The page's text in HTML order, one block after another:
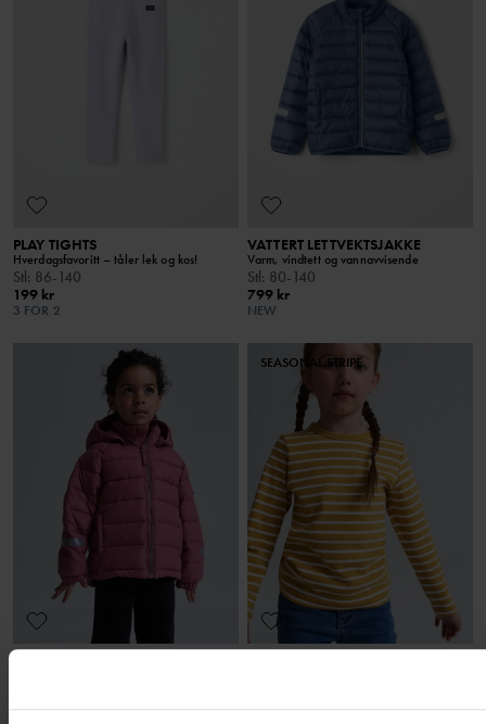
PLAY TIGHTS
Hverdagsfavoritt – tåler lek og kos!
Stl: 86-140
199 kr
3 FOR 2
VATTERT LETTVEKTSJAKKE
Varm, vindtett og vannavvisende
Stl: 80-140
799 kr
NEW
Stl:80-140
SEASONAL STRIPE
279 kr